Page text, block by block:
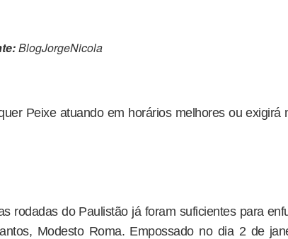
BlogJorgeNicola
Peixe atuando em horários melhores ou exigirá
rodadas do Paulistão já foram suficientes para
Modesto Roma. Empossado no dia 2 de